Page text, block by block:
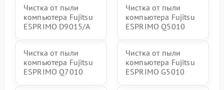
Чистка от пыли
компьютера Fujitsu
ESPRIMO D9015/A
Чистка от пыли
компьютера Fujitsu
ESPRIMO Q5010
Чистка от пыли
компьютера Fujitsu
ESPRIMO Q7010
Чистка от пыли
компьютера Fujitsu
ESPRIMO G5010